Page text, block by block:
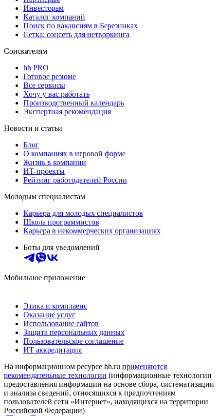
Инвесторам
Каталог компаний
Поиск по вакансиям в Березниках
Сетка: соцсеть для нетворкинга
Соискателям
hh PRO
Готовое резюме
Все сервисы
Хочу у вас работать
Производственный календарь
Экспертная рекомендация
Новости и статьи
Блог
О компаниях в игровой форме
Жизнь в компании
ИТ-проекты
Рейтинг работодателей России
Молодым специалистам
Карьера для молодых специалистов
Школа программистов
Карьера в некоммерческих организациях
Боты для уведомлений
Мобильное приложение
Этика и комплаенс
Оказание услуг
Использование сайтов
Защита персональных данных
Пользовательское соглашение
ИТ аккредитация
На информационном ресурсе hh.ru применяются
рекомендательные технологии (информационные технологии
предоставления информации на основе сбора, систематизации
и анализа сведений, относящихся к предпочтениям
пользователей сети «Интернет», находящихся на территории
Российской Федерации)